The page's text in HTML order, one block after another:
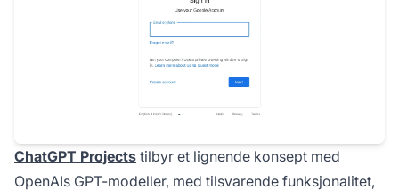
ChatGPT Projects tilbyr et lignende konsept med
OpenAIs GPT-modeller, med tilsvarende funksjonalitet,